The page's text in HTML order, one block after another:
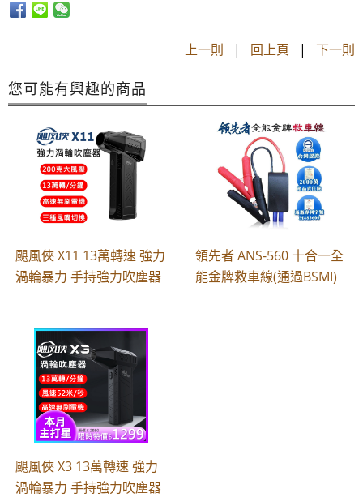
上一則 | 回上頁 | 下一則
您可能有興趣的商品
颶風俠 X11 13萬轉速 強力
渦輪暴力 手持強力吹塵器
領先者 ANS-560 十合一全
能金牌救車線(通過BSMI)
颶風俠 X3 13萬轉速 強力
渦輪暴力 手持強力吹塵器